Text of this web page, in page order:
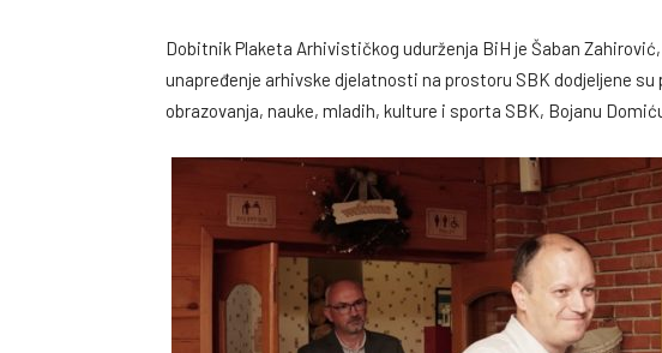
Dobitnik Plaketa Arhivističkog udurženja BiH je Šaban
unapređenje arhivske djelatnosti na prostoru SBK dodjeljene
obrazovanja, nauke, mladih, kulture i sporta SBK, Bojanu